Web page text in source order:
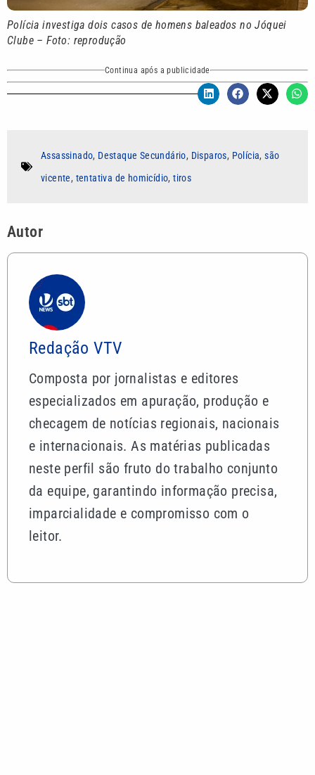
Polícia investiga dois casos de homens baleados no Jóquei
Clube – Foto: reprodução
Continua após a publicidade
Assassinado, Destaque Secundário, Disparos, Polícia,são
vicente, tentativa de homicídio,tiros
Autor
Redação VTV
Composta por jornalistas e editores
especializados em apuração, produção e
checagem de notícias regionais, nacionais
e internacionais. As matérias publicadas
neste perfil são fruto do trabalho conjunto
da equipe, garantindo informação precisa,
imparcialidade e compromisso com o
leitor.